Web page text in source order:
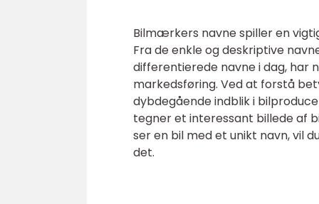
Bilmærkers navne spiller en
Fra de enkle og deskriptive
differentierede navne i dag, har
markedsføring. Ved at forstå
dybdegående indblik i
tegner et interessant billede af
ser en bil med et unikt navn, vil
det.